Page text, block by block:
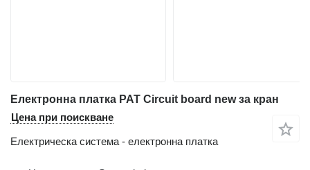
Електронна платка PAT Circuit board new за кран
Цена при поискване
Електрическа система - електронна платка